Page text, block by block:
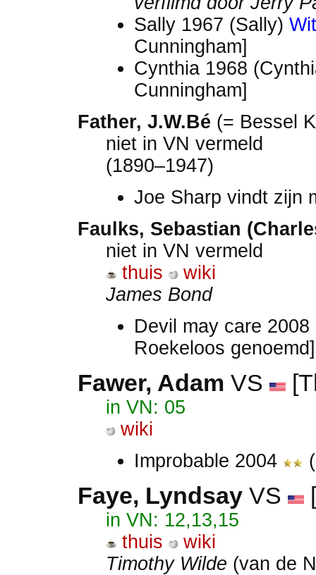
Sally 1967 (Sally)
Cunningham]
Cynthia 1968
Cunningham]
Father, J.W.Bé (= Bessel
niet in VN vermeld
(1890–1947)
Joe Sharp vindt zijn
Faulks, Sebastian
niet in VN vermeld
thuis
wiki
James Bond
Devil may care
Roekeloos genoemd]
Fawer, Adam VS
in VN: 05
wiki
Improbable 2004
Faye, Lyndsay VS
in VN: 12,13,15
thuis
wiki
Timothy Wilde (van de